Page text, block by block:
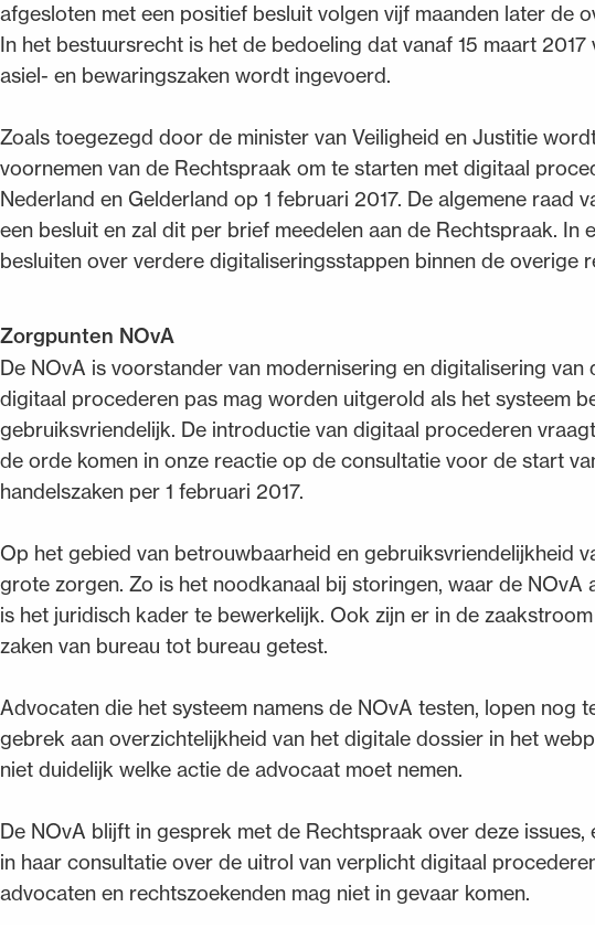
afgesloten met een positief besluit volgen vijf maanden later de
In het bestuursrecht is het de bedoeling dat vanaf 15 maart
asiel- en bewaringszaken wordt ingevoerd.
Zoals toegezegd door de minister van Veiligheid en Justitie
voornemen van de Rechtspraak om te starten met digitaal
Nederland en Gelderland op 1 februari 2017. De algemene raad
een besluit en zal dit per brief meedelen aan de Rechtspraak. In
besluiten over verdere digitaliseringsstappen binnen de overige
Zorgpunten NOvA
De NOvA is voorstander van modernisering en digitalisering
digitaal procederen pas mag worden uitgerold als het systeem
gebruiksvriendelijk. De introductie van digitaal procederen
de orde komen in onze reactie op de consultatie voor de start
handelszaken per 1 februari 2017.
Op het gebied van betrouwbaarheid en gebruiksvriendelijkheid
grote zorgen. Zo is het noodkanaal bij storingen, waar de NOvA
is het juridisch kader te bewerkelijk. Ook zijn er in de
zaken van bureau tot bureau getest.
Advocaten die het systeem namens de NOvA testen, lopen nog
gebrek aan overzichtelijkheid van het digitale dossier in het
niet duidelijk welke actie de advocaat moet nemen.
De NOvA blijft in gesprek met de Rechtspraak over deze issues,
in haar consultatie over de uitrol van verplicht digitaal
advocaten en rechtszoekenden mag niet in gevaar komen.